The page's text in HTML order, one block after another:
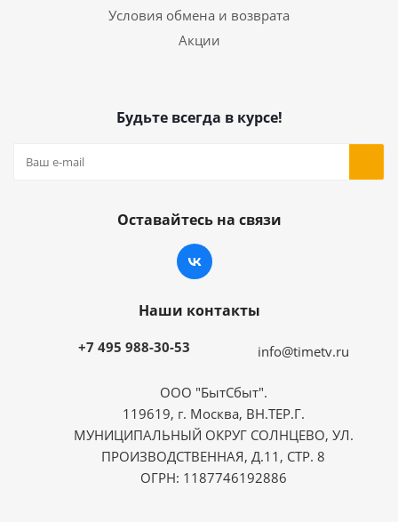
Условия обмена и возврата
Акции
Будьте всегда в курсе!
Оставайтесь на связи
Наши контакты
+7 495 988-30-53 info@timetv.ru
ООО "БытСбыт".
119619, г. Москва, ВН.ТЕР.Г.
МУНИЦИПАЛЬНЫЙ ОКРУГ СОЛНЦЕВО, УЛ.
ПРОИЗВОДСТВЕННАЯ, Д.11, СТР. 8
ОГРН: 1187746192886